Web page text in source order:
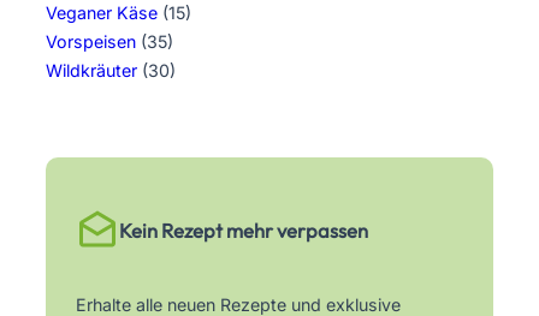
Veganer Käse (15)
Vorspeisen (35)
Wildkräuter (30)
Kein Rezept mehr verpassen
Erhalte alle neuen Rezepte und exklusive